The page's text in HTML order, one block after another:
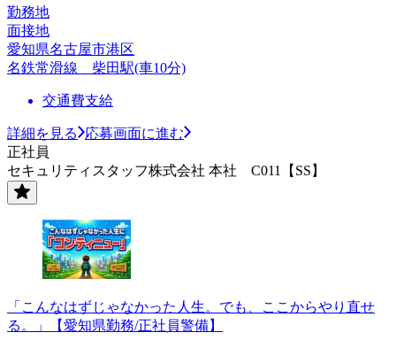
勤務地
面接地
愛知県名古屋市港区
名鉄常滑線 柴田駅(車10分)
交通費支給
詳細を見る
応募画面に進む
正社員
セキュリティスタッフ株式会社 本社 C011【SS】
「こんなはずじゃなかった人生。でも、ここからやり直せ
る。」【愛知県勤務/正社員警備】